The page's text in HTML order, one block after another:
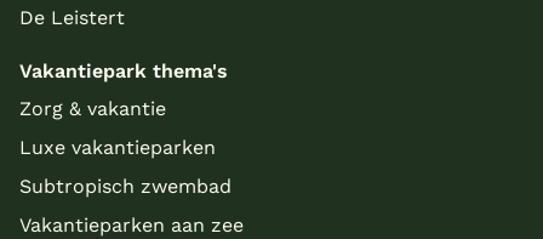
De Leistert
Vakantiepark thema's
Zorg & vakantie
Luxe vakantieparken
Subtropisch zwembad
Vakantieparken aan zee